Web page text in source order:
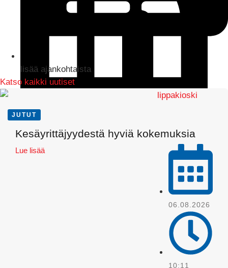
LinkedIn
lisää ajankohtaista
Katso kaikki uutiset
JUTUT
Kesäyrittäjyydestä hyviä kokemuksia
Lue lisää
06.08.2026
10:11